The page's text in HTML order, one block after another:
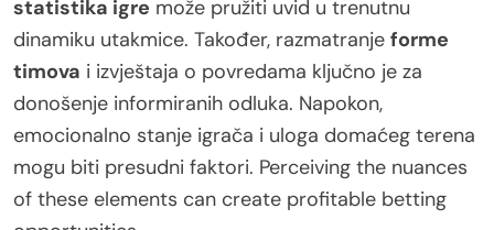
statistika igre može pružiti uvid u trenutnu
dinamiku utakmice. Također, razmatranje forme
timova i izvještaja o povredama ključno je za
donošenje informiranih odluka. Napokon,
emocionalno stanje igrača i uloga domaćeg terena
mogu biti presudni faktori. Perceiving the nuances
of these elements can create profitable betting